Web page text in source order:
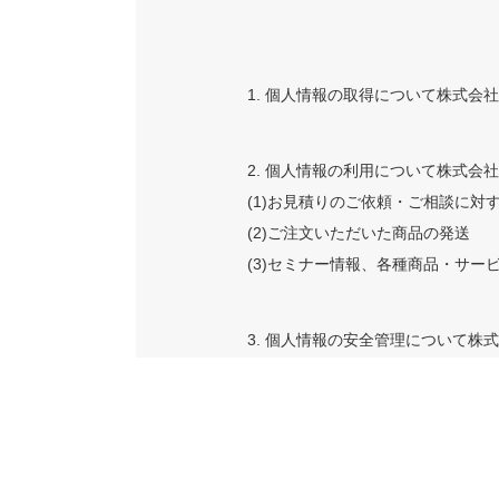
1. 個人情報の取得について株式会
2. 個人情報の利用について株式会
(1)お見積りのご依頼・ご相談に対
(2)ご注文いただいた商品の発送
(3)セミナー情報、各種商品・サー
3. 個人情報の安全管理について株